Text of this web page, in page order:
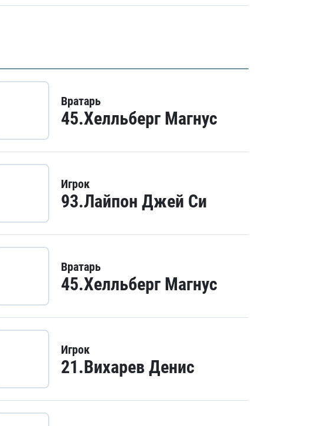
Вратарь
45.Хелльберг Магнус
Игрок
93.Лайпон Джей Си
Вратарь
45.Хелльберг Магнус
Игрок
21.Вихарев Денис